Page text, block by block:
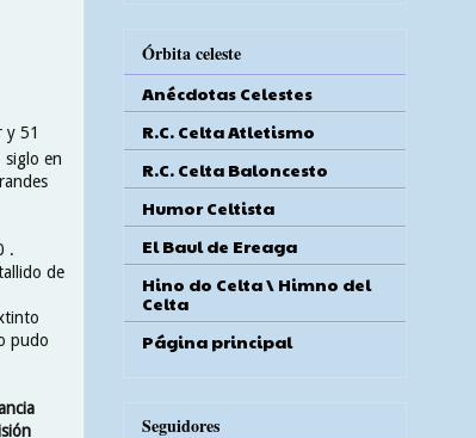
y 51
siglo en
.
de
pudo
Órbita celeste
Anécdotas Celestes
R.C. Celta Atletismo
R.C. Celta Baloncesto
Humor Celtista
El Baul de Ereaga
Hino do Celta \ Himno del
Celta
Página principal
Seguidores